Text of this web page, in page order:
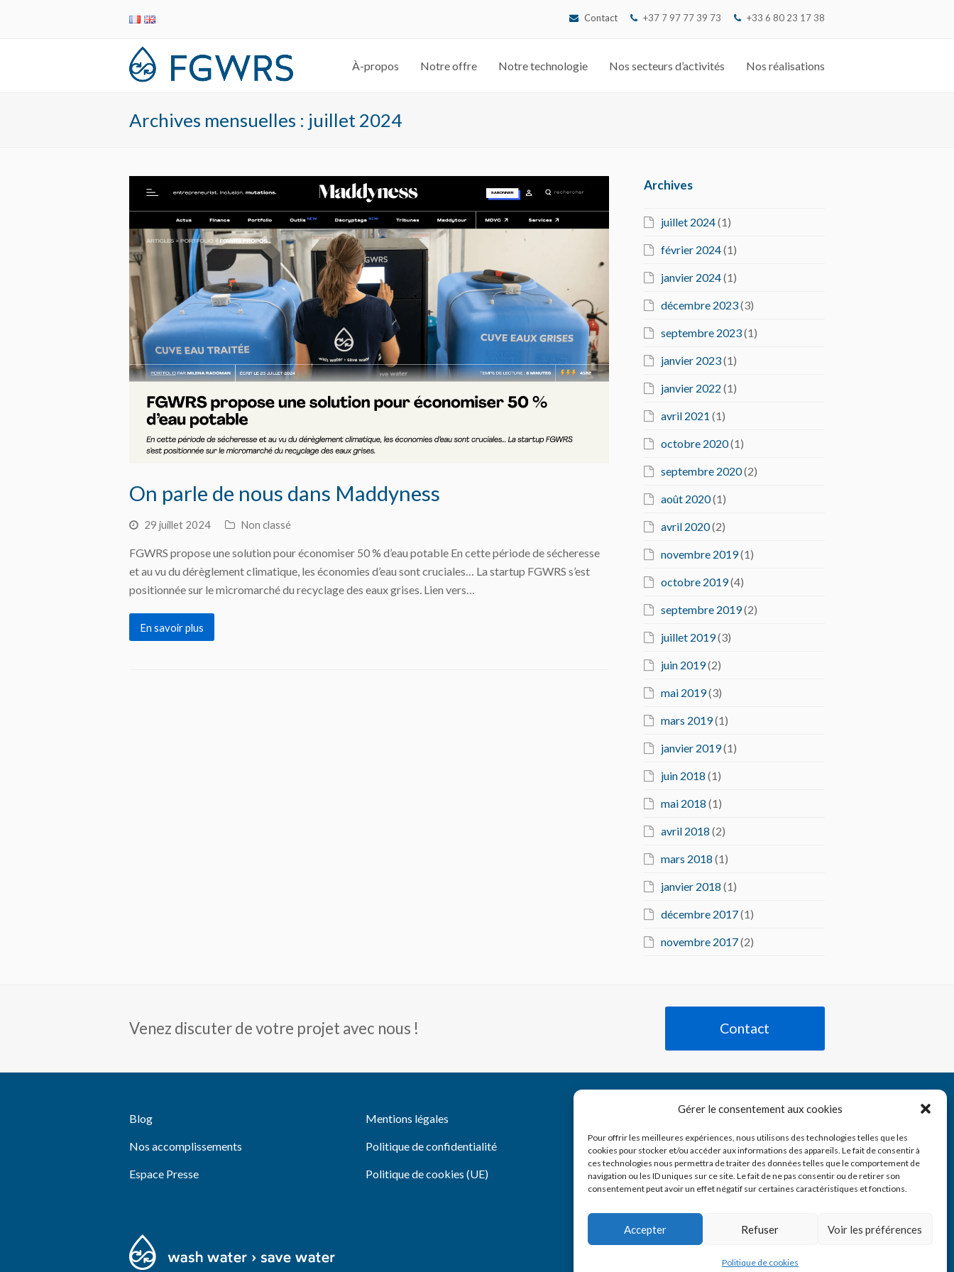
Gérer le consentement aux cookies
Pour offrir les meilleures expériences, nous utilisons des technologies telles que les
cookies pour stocker et/ou accéder aux informations des appareils. Le fait de consentir à
ces technologies nous permettra de traiter des données telles que le comportement de
navigation ou les ID uniques sur ce site. Le fait de ne pas consentir ou de retirer son
consentement peut avoir un effet négatif sur certaines caractéristiques et fonctions.
Accepter Refuser Voir les préférences
Politique de cookies
Contact +37 7 97 77 39 73 ‭+33 6 80 23 17 38‬
À-propos Notre offre Notre technologie Nos secteurs d’activités Nos réalisations
Archives mensuelles : juillet 2024
On parle de nous dans Maddyness
29 juillet 2024 Non classé
FGWRS propose une solution pour économiser 50 % d’eau potable En cette période de sécheresse
et au vu du dérèglement climatique, les économies d’eau sont cruciales… La startup FGWRS s’est
positionnée sur le micromarché du recyclage des eaux grises. Lien vers…
En savoir plus
Archives
juillet 2024(1)
février 2024(1)
janvier 2024(1)
décembre 2023(3)
septembre 2023(1)
janvier 2023(1)
janvier 2022 (1)
avril 2021 (1)
octobre 2020(1)
septembre 2020(2)
août 2020(1)
avril 2020(2)
novembre 2019(1)
octobre 2019(4)
septembre 2019(2)
juillet 2019(3)
juin 2019(2)
mai 2019(3)
mars 2019(1)
janvier 2019(1)
juin 2018 (1)
mai 2018 (1)
avril 2018 (2)
mars 2018 (1)
janvier 2018 (1)
décembre 2017(1)
novembre 2017(2)
Venez discuter de votre projet avec nous ! Contact
Blog
Nos accomplissements
Espace Presse
Mentions légales
Politique de confidentialité
Politique de cookies (UE)
LinkedIn